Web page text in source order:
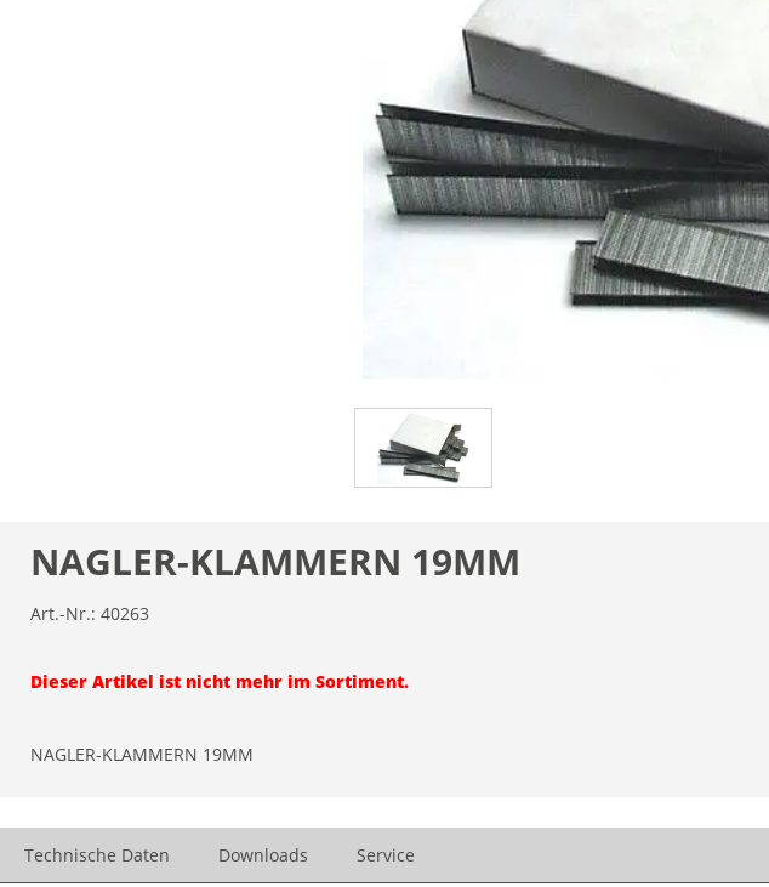
NAGLER-KLAMMERN 19MM
Art.-Nr.: 40263
Dieser Artikel ist nicht mehr im Sortiment.
NAGLER-KLAMMERN 19MM
Technische Daten Downloads Service